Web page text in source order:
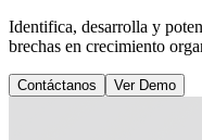
Identifica, desarrolla y
brechas en crecimiento
Contáctanos Ver Demo